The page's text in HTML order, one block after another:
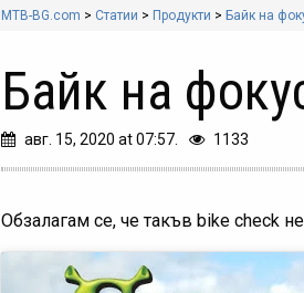
MTB-BG.com > Статии > Продукти > Байк на
Байк на
авг. 15, 2020 at 07:57. 1133
Обзалагам се, че такъв bike check